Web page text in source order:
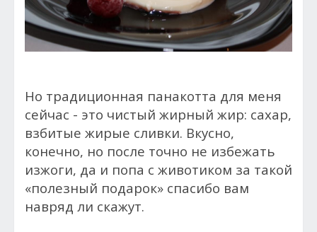
Но традиционная панакотта для меня
сейчас - это чистый жирный жир: сахар,
взбитые жирые сливки. Вкусно,
конечно, но после точно не избежать
изжоги, да и попа с животиком за такой
«полезный подарок» спасибо вам
навряд ли скажут.